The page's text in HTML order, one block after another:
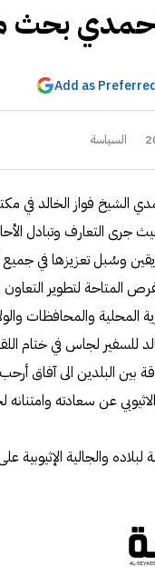
بحث
Add as
السياسة
الشيخ فواز الخالد في
التعارف وتبادل
وسُبل تعزيزها في جميع
المتاحة لتطوير
المحلية والمحافظات
للسفير لجاس في ختام
بين البلدين الى آفاق
عن سعادته وامتنانه
لبلاده والجالية